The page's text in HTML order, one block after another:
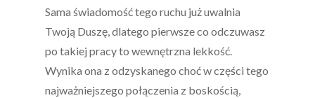
Sama świadomość tego ruchu już uwalnia
Twoją Duszę, dlatego pierwsze co odczuwasz
po takiej pracy to wewnętrzna lekkość.
Wynika ona z odzyskanego choć w części tego
najważniejszego połączenia z boskością,